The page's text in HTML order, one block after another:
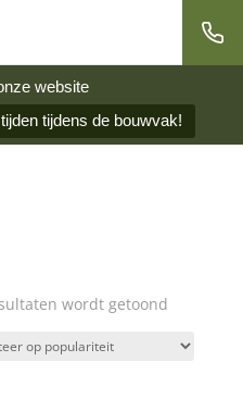
website
tijdens de bouwvak!
wordt getoond